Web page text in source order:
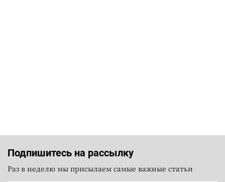
Подпишитесь на рассылку
Раз в неделю мы присылаем самые важные статьи